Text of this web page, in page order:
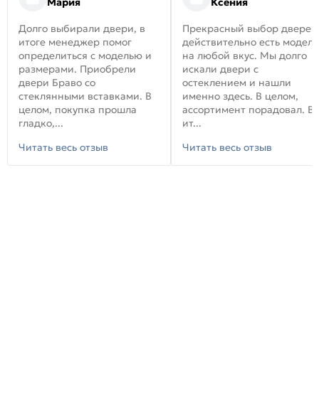
Долго выбирали двери, в
итоге менеджер помог
определиться с моделью и
размерами. Приобрели
двери Браво со
стеклянными вставками. В
целом, покупка прошла
гладко,...
Читать весь отзыв
Прекрасный выбор
действительно есть модели
на любой вкус. Мы долго
искали двери с
остеклением и нашли
именно здесь. В целом,
ассортимент порадовал. В
ит...
Читать весь отзыв